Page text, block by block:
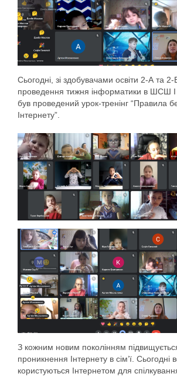
Сьогодні, зі здобувачами освіти 2-А та
проведення тижня інформатики в ШСШ
був проведений урок-тренінг “Правила
Інтернету”.
З кожним новим поколінням
проникнення Інтернету в сім’ї. Сьогодні
користуються Інтернетом для